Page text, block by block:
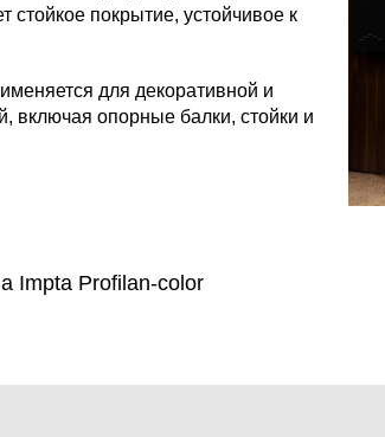
покрытие, устойчивое к
для декоративной и
включая опорные балки, стойки и
Impta Profilan-color